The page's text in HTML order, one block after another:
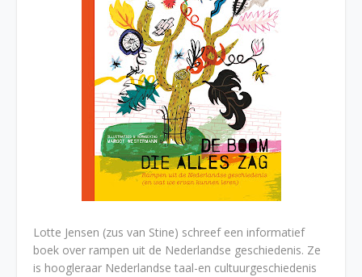
Lotte Jensen (zus van Stine) schreef een informatief
boek over rampen uit de Nederlandse geschiedenis. Ze
is hoogleraar Nederlandse taal-en cultuurgeschiedenis